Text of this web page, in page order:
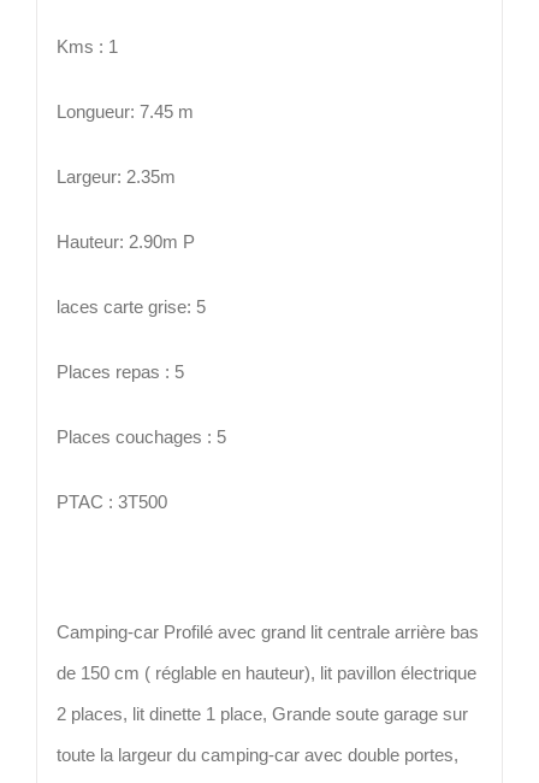
Kms : 1
Longueur: 7.45 m
Largeur: 2.35m
Hauteur: 2.90m P
laces carte grise: 5
Places repas : 5
Places couchages : 5
PTAC : 3T500
Camping-car Profilé avec grand lit centrale arrière bas
de 150 cm ( réglable en hauteur), lit pavillon électrique
2 places, lit dinette 1 place, Grande soute garage sur
toute la largeur du camping-car avec double portes,